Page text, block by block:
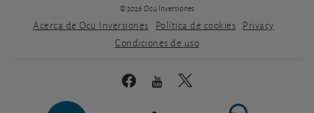
© 2026 Ocu Inversiones
Acerca de Ocu Inversiones Política de cookies Privacy
Condiciones de uso